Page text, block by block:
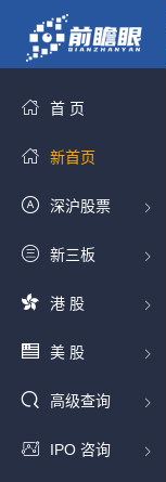
首 页
新首页
深沪股票
新三板
港 股
美 股
高级查询
IPO 咨询